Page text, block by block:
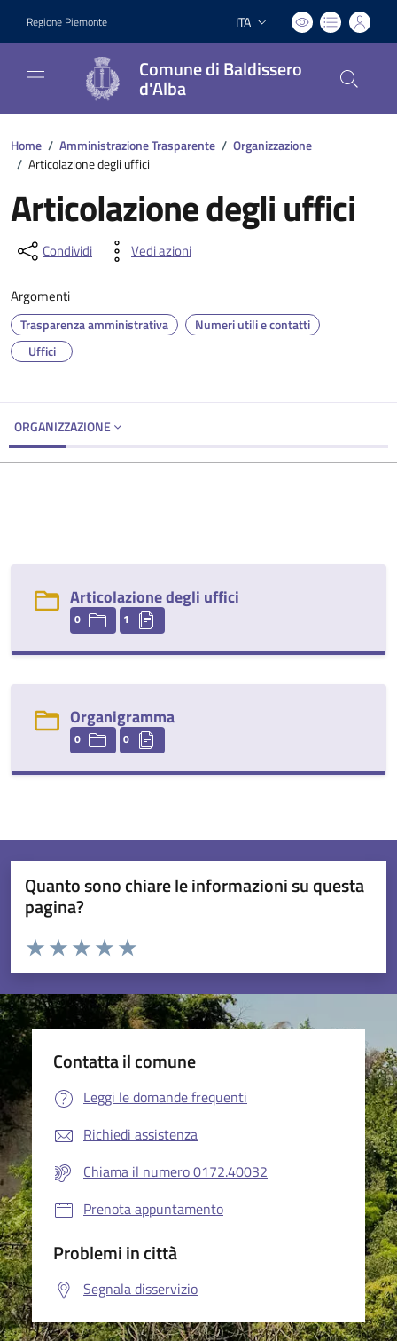
Regione Piemonte Lingua attiva:
ITA
Comune di Baldissero
d'Alba
Home / Amministrazione Trasparente / Organizzazione
/ Articolazione degli uffici
Articolazione degli uffici
Condividi Vedi azioni
Argomenti
Trasparenza amministrativa
Numeri utili e contatti
Uffici
ORGANIZZAZIONE
Articolazione degli uffici
0 1
Organigramma
0 0
Quanto sono chiare le informazioni su questa
pagina?
Valuta da 1 a 5 stelle la pagina
Valuta 5 stelle su 5
Valuta 4 stelle su 5
Valuta 3 stelle su 5
Valuta 2 stelle su 5
Valuta 1 stelle su 5
Contatta il comune
Leggi le domande frequenti
Richiedi assistenza
Chiama il numero 0172.40032
Prenota appuntamento
Problemi in città
Segnala disservizio